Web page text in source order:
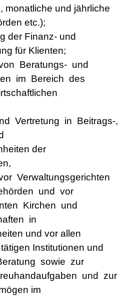
monatliche und jährliche
etc.);
der Finanz- und
für Klienten;
Beratungs- und
im Bereich des
Vertretung in Beitrags-,
der
Verwaltungsgerichten
und vor
Kirchen und
in
und vor allen
Institutionen und
sowie zur
und zur
im